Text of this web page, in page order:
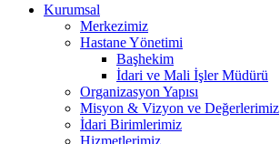
Kurumsal
Merkezimiz
Hastane Yönetimi
Başhekim
İdari ve Mali İşler Müdürü
Organizasyon Yapısı
Misyon & Vizyon ve Değerlerimiz
İdari Birimlerimiz
Hizmetlerimiz